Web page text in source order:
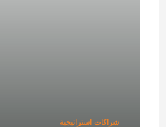
شراكات استراتيجية